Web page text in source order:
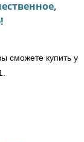
сможете купить у